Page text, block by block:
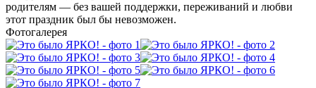
родителям — без вашей поддержки, переживаний и любви
этот праздник был бы невозможен.
Фотогалерея